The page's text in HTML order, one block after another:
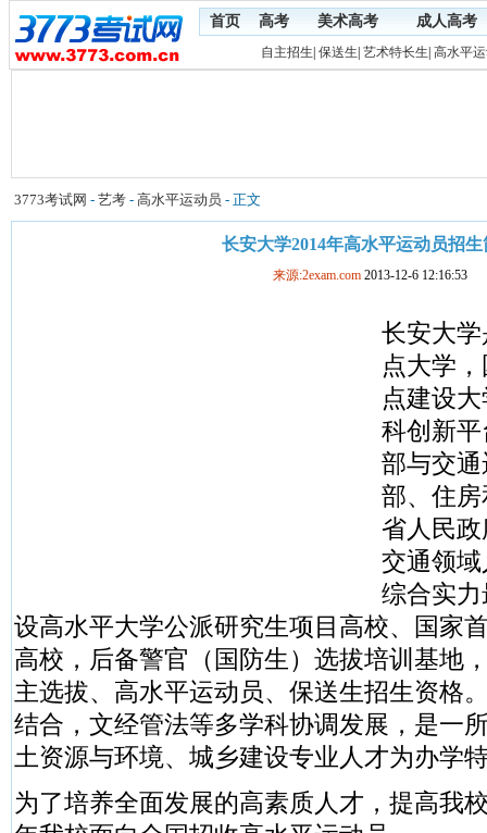
首页 高考 美术高考 成人高考
自主招生 保送生 艺术特长生 高水平
3773考试网 - 艺考 - 高水平运动员 - 正文
长安大学2014年高水平运动员招生
来源:2exam.com 2013-12-6 12:16:53
长安大
点大学
点建设
科创新
部与交
部、住
省人民
交通领
综合实
设高水平大学公派研究生项目高校、国家
高校，后备警官（国防生）选拔培训基地
主选拔、高水平运动员、保送生招生资格
结合，文经管法等多学科协调发展，是一
土资源与环境、城乡建设专业人才为办学
为了培养全面发展的高素质人才，提高我